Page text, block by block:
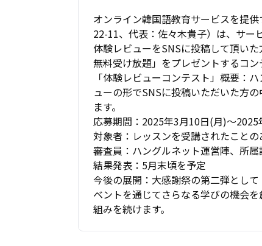
オンライン韓国語教育サービスを提
22-11、代表：佐々木貴子）は、サー
体験レビューをSNSに投稿して頂い
無料受け放題」をプレゼントするコン
「体験レビューコンテスト」概要：
ューの形でSNSに投稿いただいた方
ます。
応募期間：2025年3月10日(月)～
対象者：レッスンを受講されたこと
審査員：ハングルネット運営陣、所属
結果発表：5月末頃を予定
今後の展開：大感謝祭の第二弾とし
ベントを通じてさらなる学びの機会
組みを続けます。